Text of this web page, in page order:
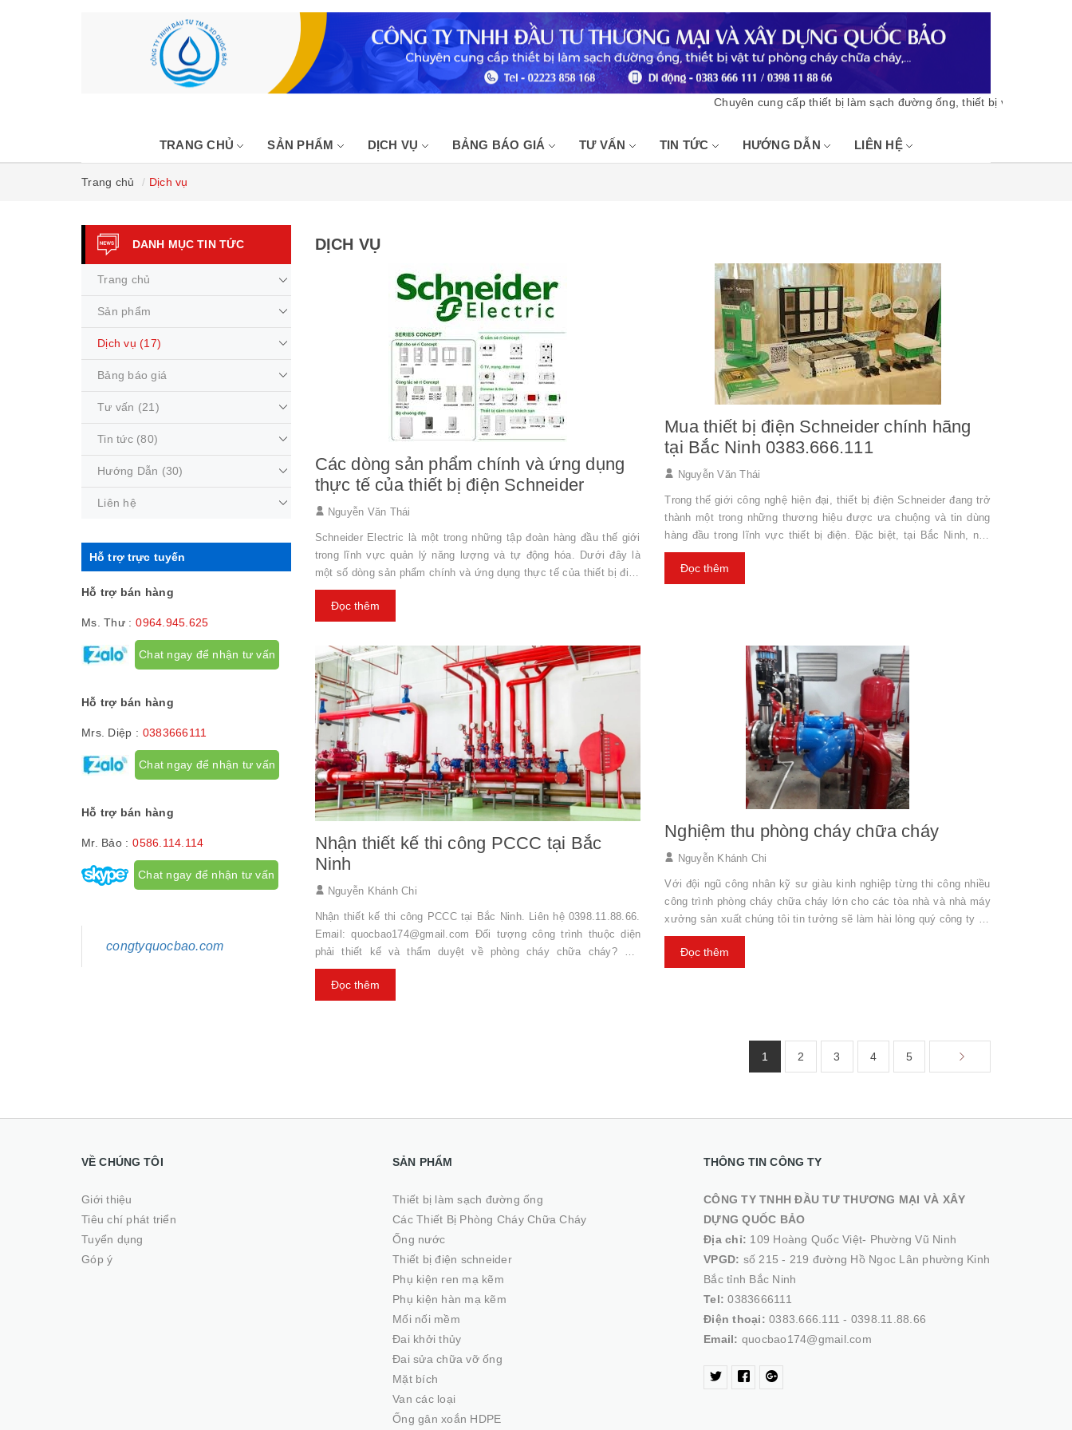
Chuyên cung cấp thiết bị làm sạch đường ống, thiết bị vật tư phòng
TRANG CHỦ SẢN PHẨM DỊCH VỤ BẢNG BÁO GIÁ TƯ VẤN TIN TỨC HƯỚNG DẪN LIÊN HỆ
Trang chủ Dịch vụ
DỊCH VỤ
Các dòng sản phẩm chính và ứng dụng
thực tế của thiết bị điện Schneider
Nguyễn Văn Thái
Schneider Electric là một trong những tập đoàn hàng đầu thế giới
trong lĩnh vực quản lý năng lượng và tự động hóa. Dưới đây là
một số dòng sản phẩm chính và ứng dụng thực tế của thiết bị điện
Schneider: 1. Dòng sản phẩm chính a. Thiết bị đóng cắt - MCB
(Miniature Circuit Breaker): Bảo vệ quá tải và ngắn mạch cho các
mạch điện. - MCCB (Molded Case Circuit Breaker): Dùng cho
các ứng dụng công nghiệp lớn với khả năng ngắt mạch cao hơn.
- RCCB (Residua...
Đọc thêm
​​​​​​​Mua thiết bị điện Schneider chính hãng
tại Bắc Ninh 0383.666.111
Nguyễn Văn Thái
Trong thế giới công nghệ hiện đại, thiết bị điện Schneider đang trở
thành một trong những thương hiệu được ưa chuộng và tin dùng
hàng đầu trong lĩnh vực thiết bị điện. Đặc biệt, tại Bắc Ninh, nhu
cầu sử dụng thiết bị điện Schneider càng gia tăng do sự phát triển
mạnh mẽ của các khu công nghiệp và dự án xây dựng cơ sở hạ
tầng. Vậy làm thế nào để mua được thiết bị điện Schneider chính
Đọc thêm
Nhận thiết kế thi công PCCC tại Bắc
Ninh
Nguyễn Khánh Chi
Nhận thiết kế thi công PCCC tại Bắc Ninh. Liên hệ 0398.11.88.66.
Email: quocbao174@gmail.com Đối tượng công trình thuộc diện
phải thiết kế và thẩm duyệt về phòng cháy chữa cháy? Trả
lời: Thiết kế và thẩm duyệt thiết kế về phòng cháy chữa cháy đối
với các dự án, công trình xây dựng được quy định tại Điều 15, 16
của Luật phòng cháy và chữa cháy và danh mục các dự án, công
Đọc thêm
Nghiệm thu phòng cháy chữa cháy
Nguyễn Khánh Chi
Với đội ngũ công nhân kỹ sư giàu kinh nghiệp từng thi công nhiều
công trình phòng cháy chữa cháy lớn cho các tòa nhà và nhà máy
xưởng sản xuất chúng tôi tin tưởng sẽ làm hài lòng quý công ty về
chất lượng dịch vụ Nghiệm thu phòng cháy chữa cháy. Nghiệm thu
phòng cháy chữa cháy: - Hệ thống báo cháy báo nhiệt địa chỉ, báo
cháy theo Zone. - Trụ tiếp nước cho xe chữa cháy. - Họng vách
Đọc thêm
1 2 3 4 5
DANH MỤC TIN TỨC
Trang chủ
Sản phẩm
Dịch vụ (17)
Bảng báo giá
Tư vấn (21)
Tin tức (80)
Hướng Dẫn (30)
Liên hệ
Hỗ trợ trực tuyến
Hỗ trợ bán hàng
Ms. Thư : 0964.945.625
Chat ngay để nhận tư vấn
Hỗ trợ bán hàng
Mrs. Diệp : 0383666111
Chat ngay để nhận tư vấn
Hỗ trợ bán hàng
Mr. Bảo : 0586.114.114
Chat ngay để nhận tư vấn
congtyquocbao.com
VỀ CHÚNG TÔI
Giới thiệu
Tiêu chí phát triển
Tuyển dụng
Góp ý
SẢN PHẨM
Thiết bị làm sạch đường ống
Các Thiết Bị Phòng Cháy Chữa Cháy
Ống nước
Thiết bị điện schneider
Phụ kiện ren mạ kẽm
Phụ kiện hàn mạ kẽm
Mối nối mềm
Đai khởi thủy
Đai sửa chữa vỡ ống
Mặt bích
Van các loại
Ống gân xoắn HDPE
THÔNG TIN CÔNG TY
CÔNG TY TNHH ĐẦU TƯ THƯƠNG MẠI VÀ XÂY
DỰNG QUỐC BẢO
Địa chỉ: 109 Hoàng Quốc Việt- Phường Vũ Ninh
VPGD: số 215 - 219 đường Hồ Ngoc Lân phường Kinh
Bắc tỉnh Bắc Ninh
Tel:0383666111
Điện thoại: 0383.666.111 - 0398.11.88.66
Email: quocbao174@gmail.com